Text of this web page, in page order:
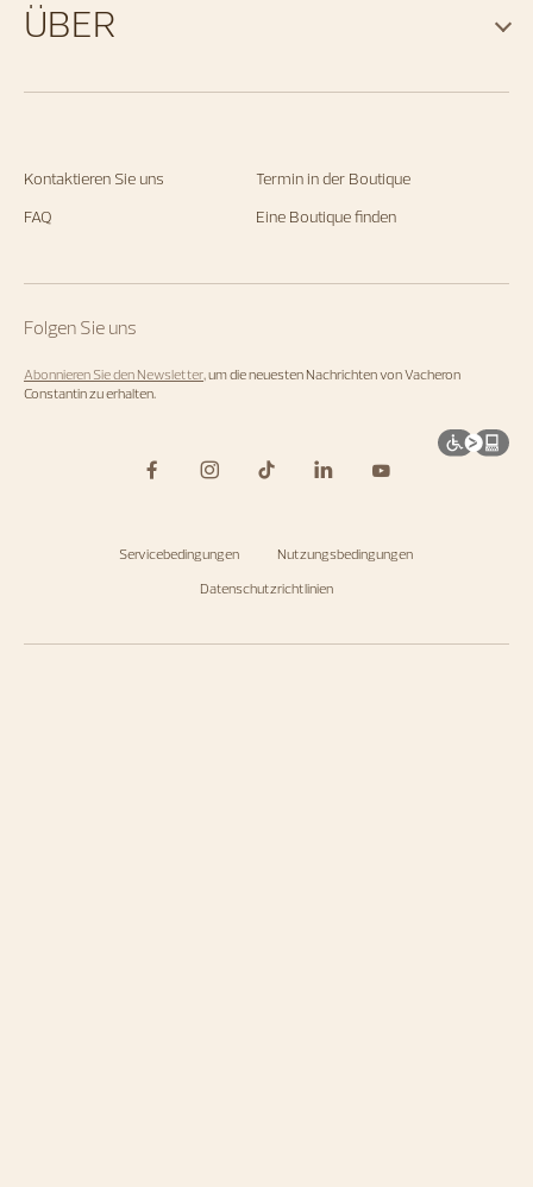
Kontaktieren Sie uns
Termin in der Boutique
FAQ
Eine Boutique finden
Folgen Sie uns
Abonnieren Sie den Newsletter, um die neuesten Nachrichten von Vacheron
Constantin zu erhalten.
ÜBER
Servicebedingungen
Nutzungsbedingungen
Datenschutzrichtlinien